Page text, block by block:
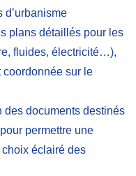
d’urbanisme
plans détaillés pour les
fluides, électricité…),
sur le
des documents destinés
permettre une
éclairé des